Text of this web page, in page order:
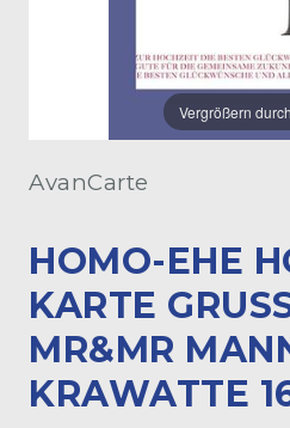
Vergrößern
AvanCarte
HOMO-EHE
KARTE
R&MR
RAWATTE